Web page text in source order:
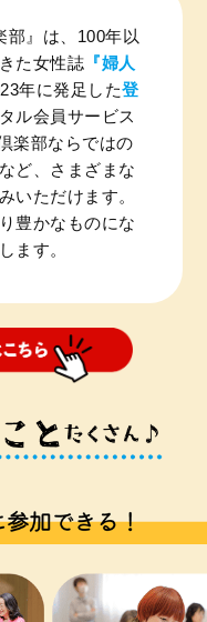
部』は、100年以
た女性誌 『婦人
年に発足した登
ル会員サービス
楽部ならではの
ど、さまざまな
いただけます。
豊かなものにな
ます。